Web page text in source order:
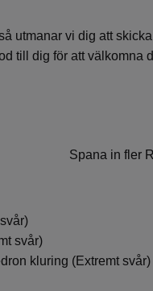
utmanar vi dig att
till dig för att välkomna
Spana in fler
svår)
kluring (Extremt svår)